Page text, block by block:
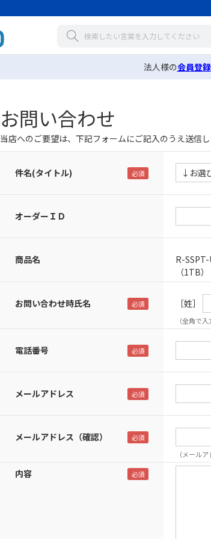
法人様の会員登録
お問い合わせ
当店へのご要望は、下記フォームにご記入のうえ送信し
件名(タイトル)
オーダーＩＤ
商品名
R-SSPT-
（1TB）
お問い合わせ時氏名 ［姓］
（全角で
電話番号
メールアドレス
メールアドレス（確認）
（メール
内容